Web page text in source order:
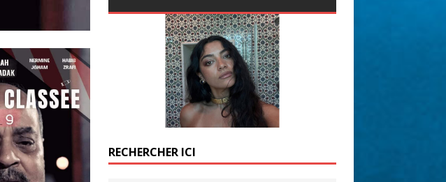
e itt
er
ta
g
er
RECHERCHER ICI